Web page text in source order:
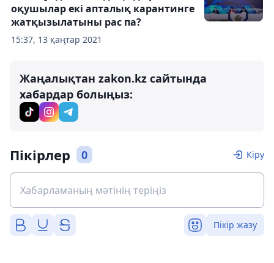
15:37, 13 қаңтар 2021
оқушылар екі апталық карантинге
жатқызылатыны рас па?
Жаңалықтан zakon.kz сайтында
хабардар болыңыз:
Пікірлер 0 Кіру
Пікір жазу